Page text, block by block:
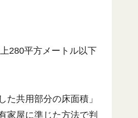
280平方メートル以下
共用部分の床面積」
家屋に準じた方法で判